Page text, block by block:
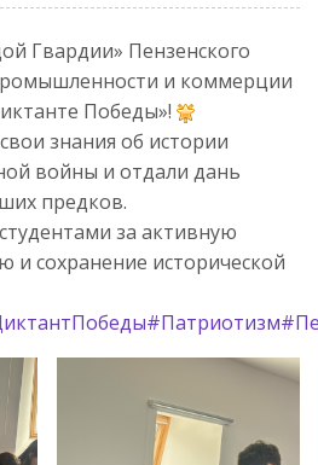
Гвардии» Пензенского
и коммерции
Победы»!
знания об истории
войны и отдали дань
предков.
за активную
и сохранение исторической
#Патриотизм